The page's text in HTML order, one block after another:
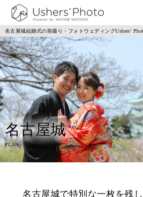
名古屋城結婚式の前撮り・フォトウェディングUshers'
名古屋城
PLAN
名古屋城で特別な一枚を残